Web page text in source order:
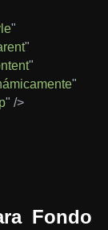
"
"
"
"
" />
Fondo